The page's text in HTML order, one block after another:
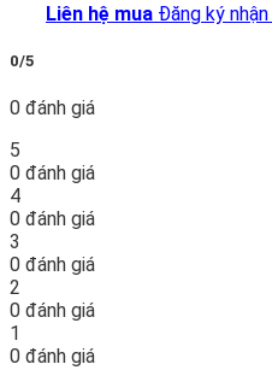
Liên hệ mua Đăng ký
0/5
0 đánh giá
5
0 đánh giá
4
0 đánh giá
3
0 đánh giá
2
0 đánh giá
1
0 đánh giá